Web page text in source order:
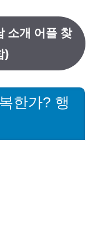
소개 어플 찾
)
한가? 행